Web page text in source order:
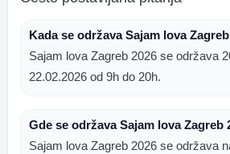
Kada se održava Sajam lova
Sajam lova Zagreb 2026 se održava
22.02.2026 od 9h do 20h.
Gde se održava Sajam lova Zagreb
Sajam lova Zagreb 2026 se održava